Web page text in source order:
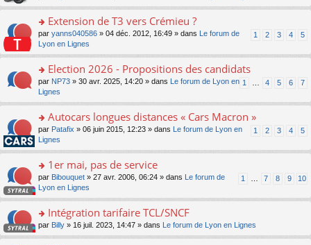
s
ré
c
e
lu
pl
u
s
ré
c
e
nt
e
n
o
n
pl
u
s
ré
c
nt
le
m
e
s
g
e
n
o
n
le
s
ré
e
n
ult
er
le
m
e
s
s
e
n
o
n
lu
pl
ré
c
e
o
s
er
le
m
e
s
s
a
n
o
n
lu
le
u
Extension de T3 vers Crémieu ?
1 2 3 4 5
par yanns040586 » 04 déc. 2012, 16:49 » dans
Le forum de
Lyon en Lignes
o
s
er
le
m
e
s
s
a
n
o
n
Election 2026 - Propositions des candidats
1 4 5 6 7
par NP73 » 30 avr. 2025, 14:20 » dans
Le forum de Lyon en
Lignes
o
s
er
le
m
e
s
s
Autocars longues distances « Cars Macron »
1 2 3 4 5
par Patafix » 06 juin 2015, 12:23 » dans
Le forum de Lyon en
Lignes
o
s
er
le
m
1er mai, pas de service
1 7 8 9 10
par Bibouquet » 27 avr. 2006, 06:24 » dans
Le forum de
Lyon en Lignes
o
n
Intégration tarifaire TCL/SNCF
par Billy » 16 juil. 2023, 14:47 » dans Le forum de Lyon en Lignes